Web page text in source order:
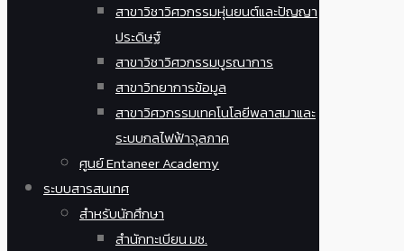
สาขาวิชาวิศวกรรมหุ่นยนต์และปัญญา
ประดิษฐ์
สาขาวิชาวิศวกรรมบูรณาการ
สาขาวิทยาการข้อมูล
สาขาวิศวกรรมเทคโนโลยีพลาสมาและ
ระบบกลไฟฟ้าจุลภาค
ศูนย์ Entaneer Academy
ระบบสารสนเทศ
สำหรับนักศึกษา
สำนักทะเบียน มช.